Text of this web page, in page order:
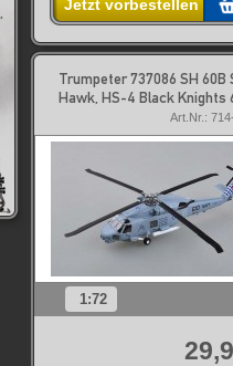
Jetzt vorbestellen
Trumpeter 737086 SH 60B
Hawk, HS-4 Black Knights
Art.Nr.:
1:72